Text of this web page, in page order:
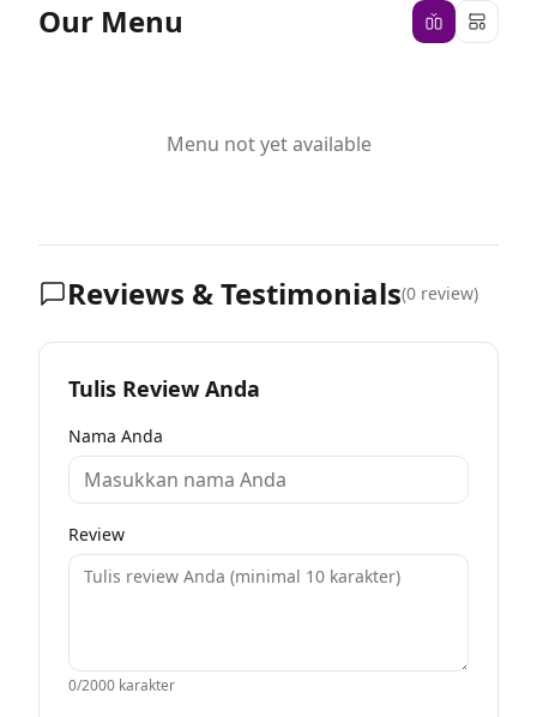
Our Menu
Menu not yet available
Reviews & Testimonials(0 review)
Tulis Review Anda
Nama Anda
Review
0/2000 karakter